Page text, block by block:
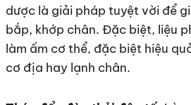
dược là giải pháp tuyệt vời để
bắp, khớp chân. Đặc biệt, liệu
làm ấm cơ thể, đặc biệt hiệu
cơ địa hay lạnh chân.